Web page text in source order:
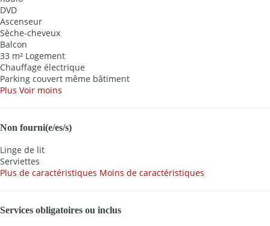
DVD
Ascenseur
Sèche-cheveux
Balcon
33 m² Logement
Chauffage électrique
Parking couvert même bâtiment
Plus Voir moins
Non fourni(e/es/s)
Linge de lit
Serviettes
Plus de caractéristiques Moins de caractéristiques
Services obligatoires ou inclus